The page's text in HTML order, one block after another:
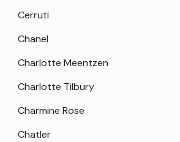
Cerruti
Chanel
Charlotte Meentzen
Charlotte Tilbury
Charmine Rose
Chatler